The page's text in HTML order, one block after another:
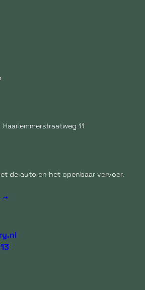
Haarlemmerstraatweg 11
de auto en het openbaar vervoer.